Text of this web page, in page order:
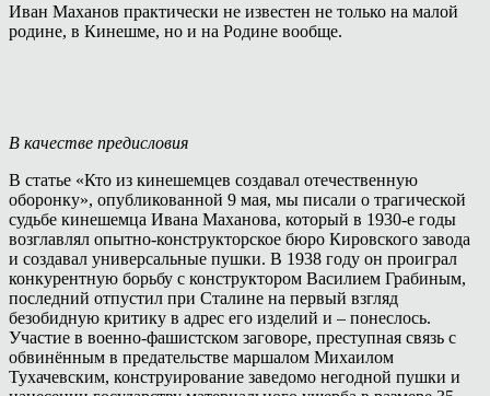
Иван Маханов практически не известен не только на малой
родине, в Кинешме, но и на Родине вообще.
В качестве предисловия
В статье «Кто из кинешемцев создавал отечественную
оборонку», опубликованной 9 мая, мы писали о трагической
судьбе кинешемца Ивана Маханова, который в 1930-е годы
возглавлял опытно-конструкторское бюро Кировского завода
и создавал универсальные пушки. В 1938 году он проиграл
конкурентную борьбу с конструктором Василием Грабиным,
последний отпустил при Сталине на первый взгляд
безобидную критику в адрес его изделий и – понеслось.
Участие в военно-фашистском заговоре, преступная связь с
обвинённым в предательстве маршалом Михаилом
Тухачевским, конструирование заведомо негодной пушки и